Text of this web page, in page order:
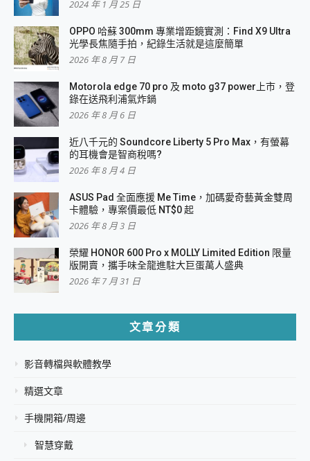
2024 年 1 月 25 日
OPPO 哈蘇 300mm 專業增距鏡實測：Find X9 Ultra
光學長焦隨手拍，紀錄生活就是這麼簡單
2026 年 8 月 7 日
Motorola edge 70 pro 及 moto g37 power上市，登
錄在送飛利浦氣炸鍋
2026 年 8 月 6 日
近八千元的 Soundcore Liberty 5 Pro Max，有螢幕
的耳機會是智商稅嗎?
2026 年 8 月 4 日
ASUS Pad 全面應援 Me Time，加碼愛奇藝黃金雙周
卡體驗，專案價最低 NT$0 起
2026 年 8 月 3 日
榮耀 HONOR 600 Pro x MOLLY Limited Edition 限量
版開賣，攜手味全龍進駐大巨蛋萬人盛典
2026 年 7 月 31 日
文章分類
影音轉檔與軟體教學
精選文章
手機開箱/周邊
智慧穿戴